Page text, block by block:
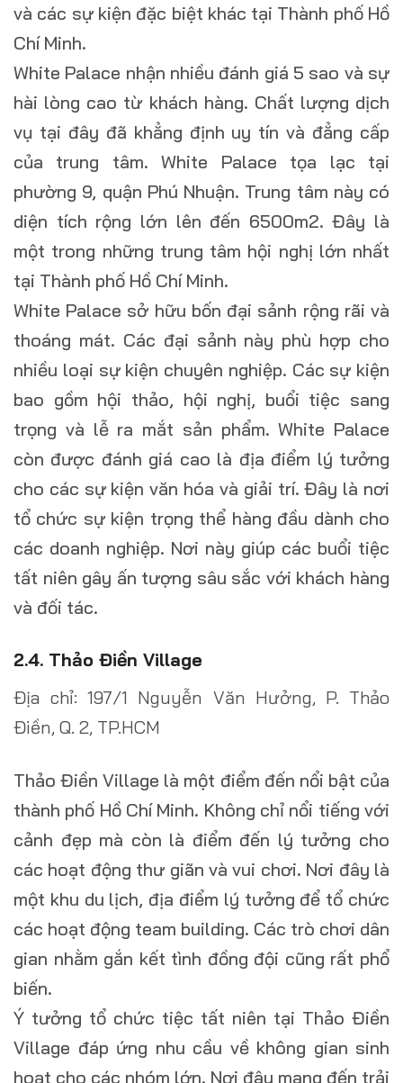
và các sự kiện đặc biệt khác tại Thành phố Hồ
Chí Minh.
White Palace nhận nhiều đánh giá 5 sao và sự
hài lòng cao từ khách hàng. Chất lượng dịch
vụ tại đây đã khẳng định uy tín và đẳng cấp
của trung tâm. White Palace tọa lạc tại
phường 9, quận Phú Nhuận. Trung tâm này có
diện tích rộng lớn lên đến 6500m2. Đây là
một trong những trung tâm hội nghị lớn nhất
tại Thành phố Hồ Chí Minh.
White Palace sở hữu bốn đại sảnh rộng rãi và
thoáng mát. Các đại sảnh này phù hợp cho
nhiều loại sự kiện chuyên nghiệp. Các sự kiện
bao gồm hội thảo, hội nghị, buổi tiệc sang
trọng và lễ ra mắt sản phẩm. White Palace
còn được đánh giá cao là địa điểm lý tưởng
cho các sự kiện văn hóa và giải trí. Đây là nơi
tổ chức sự kiện trọng thể hàng đầu dành cho
các doanh nghiệp. Nơi này giúp các buổi tiệc
tất niên gây ấn tượng sâu sắc với khách hàng
và đối tác.
2.4. Thảo Điền Village
Địa chỉ: 197/1 Nguyễn Văn Hưởng, P. Thảo
Điền, Q. 2, TP.HCM
Thảo Điền Village là một điểm đến nổi bật của
thành phố Hồ Chí Minh. Không chỉ nổi tiếng với
cảnh đẹp mà còn là điểm đến lý tưởng cho
các hoạt động thư giãn và vui chơi. Nơi đây là
một khu du lịch, địa điểm lý tưởng để tổ chức
các hoạt động team building. Các trò chơi dân
gian nhằm gắn kết tình đồng đội cũng rất phổ
biến.
Ý tưởng tổ chức tiệc tất niên tại Thảo Điền
Village đáp ứng nhu cầu về không gian sinh
hoạt cho các nhóm lớn. Nơi đây mang đến trải